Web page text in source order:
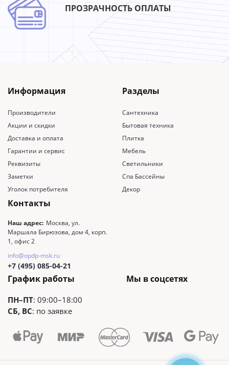
ПРОЗРАЧНОСТЬ ОПЛАТЫ
Информация
Производители
Акции и скидки
Доставка и оплата
Гарантии и сервис
Реквизиты
Заметки
Уголок потребителя
Разделы
Сантехника
Бытовая техника
Плитка
Мебель
Светильники
Спа Бассейны
Декор
Контакты
Наш адрес: Москва, ул.
Маршала Бирюзова, дом 4, корп.
1, офис 2
info@opdp-msk.ru
+7 (495) 085-04-21
График работы
ПН–ПТ: 09:00–18:00
СБ, ВС: по заявке
Мы в соцсетях